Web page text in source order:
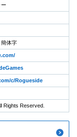
体字
c/Rogueside
Rights Reserved.